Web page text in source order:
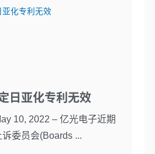
日亚化专利无效
10, 2022 – 亿光电子近期
委员会(Boards ...